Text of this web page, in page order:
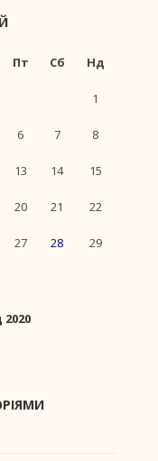
Пт Сб Нд
1
6 7 8
13 14 15
20 21 22
27 28 29